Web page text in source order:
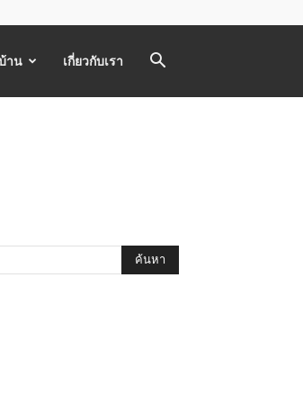
าน เกี่ยวกับเรา